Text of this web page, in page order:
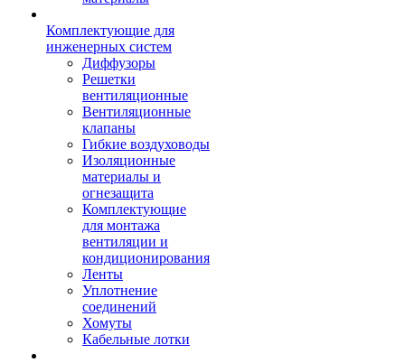
Комплектующие для
инженерных систем
Диффузоры
Решетки
вентиляционные
Вентиляционные
клапаны
Гибкие воздуховоды
Изоляционные
материалы и
огнезащита
Комплектующие
для монтажа
вентиляции и
кондиционирования
Ленты
Уплотнение
соединений
Хомуты
Кабельные лотки